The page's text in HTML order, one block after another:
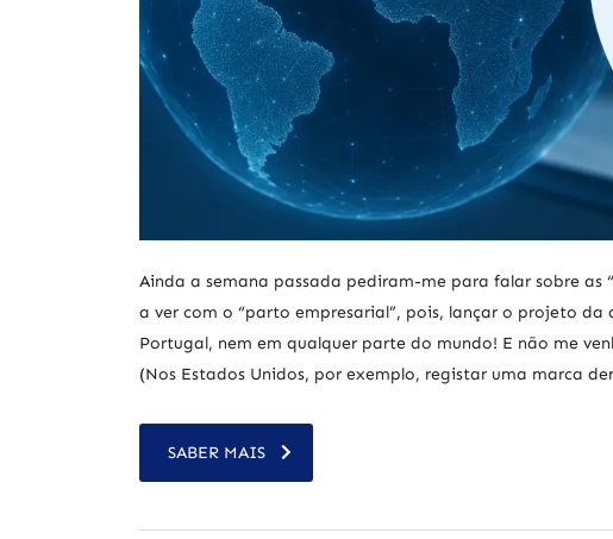
Ainda a semana passada pediram-me para falar sobre as
a ver com o “parto empresarial”, pois, lançar o projeto
Portugal, nem em qualquer parte do mundo! E não me
(Nos Estados Unidos, por exemplo, registar uma marca
SABER MAIS